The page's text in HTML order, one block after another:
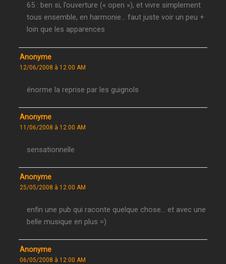
65 : ben si, l’ouverture (« open »), et vivre simplement
tous ensemble, en harmonie… faut juste voir un peu +
loin que les apparences
Anonyme
12/06/2008 à 12:00 AM
énorme la reprise par les guignols
Anonyme
11/06/2008 à 12:00 AM
sensationnelle
Anonyme
25/05/2008 à 12:00 AM
enfin une pub qui raconte quelque chose… et avec une
belle musique en plus =)
Anonyme
06/05/2008 à 12:00 AM